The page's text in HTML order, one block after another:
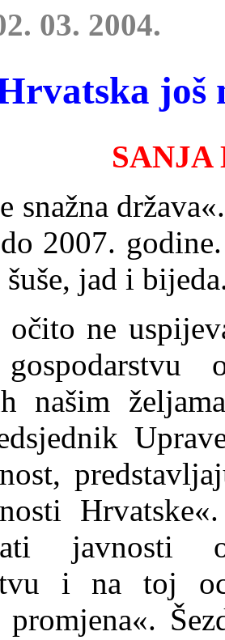
03. 2004.
još
snažna
2007.
šuše, jad i
očito ne
našim
i na toj